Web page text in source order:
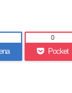
Pocket
0